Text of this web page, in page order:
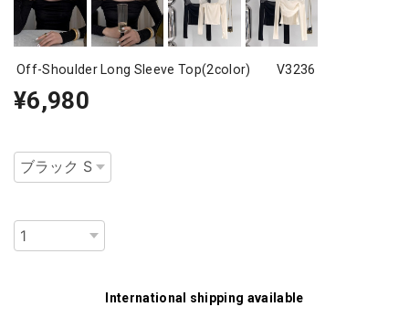
Off-Shoulder Long Sleeve Top(2color) V3236
¥6,980
International shipping available